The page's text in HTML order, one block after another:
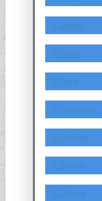
Cadillac
Chana
Chery
Chevrolet
Chrysler
Citroen
Custom